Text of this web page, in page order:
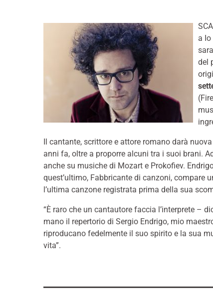
a
del
Il cantante, scrittore e attore romano darà
anni fa, oltre a proporre alcuni tra i suoi brani.
anche su musiche di Mozart e Prokofiev.
quest’ultimo, Fabbricante di canzoni, compare
l’ultima canzone registrata prima della sua
“È raro che un cantautore faccia l’interprete –
mano il repertorio di Sergio Endrigo, mio
riproducano fedelmente il suo spirito e la sua
vita”.